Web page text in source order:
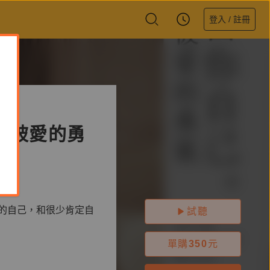
登入 / 註冊
被愛的勇
自己，和很少肯定自 試聽
單購350 元